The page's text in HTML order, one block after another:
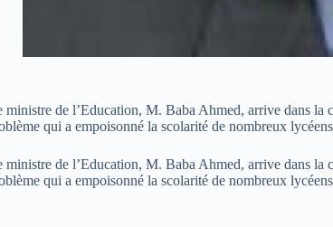
ministre de l’Education, M. Baba Ahmed, arrive dans
qui a empoisonné la scolarité de nombreux
ministre de l’Education, M. Baba Ahmed, arrive dans
qui a empoisonné la scolarité de nombreux